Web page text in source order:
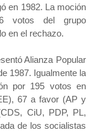
en 1982. La moción
votos del grupo
en el rechazo.
Alianza Popular
1987. Igualmente la
por 195 votos en
67 a favor (AP y
CiU, PDP, PL,
de los socialistas